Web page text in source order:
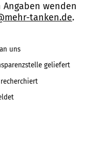
wenden
tanken.de.
uns
geliefert